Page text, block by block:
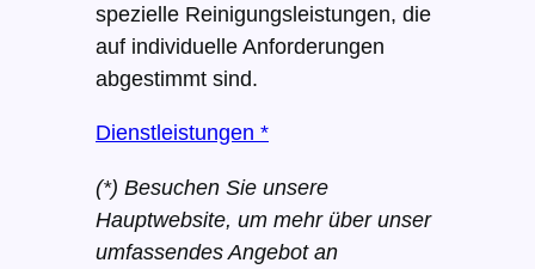
spezielle Reinigungsleistungen, die
auf individuelle Anforderungen
abgestimmt sind.
Dienstleistungen *
(*) Besuchen Sie unsere
Hauptwebsite, um mehr über unser
umfassendes Angebot an